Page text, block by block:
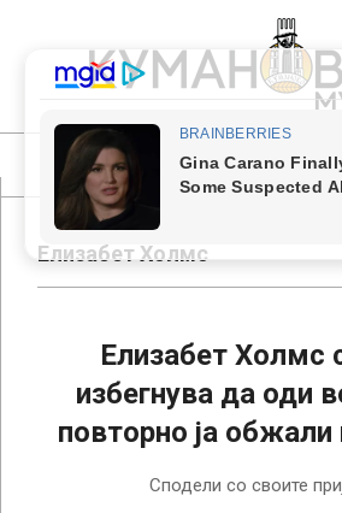
content
КУМАНОВСКИ
МУАБЕТИ
Navigation
MenuЕлизабет Холмс
Елизабет Холмс
избегнува да оди
повторно ја обжали
Сподели со своите